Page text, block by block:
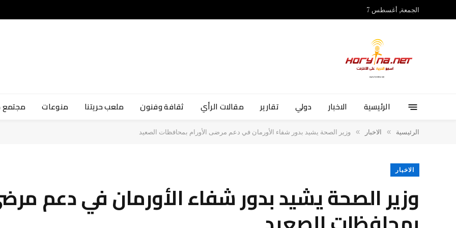
الجمعة, أغسطس 7
الرئيسية الاخبار دولي تقارير مقالات الرأي ثقافة وفنون ملعب حريتنا منوعات
الرئيسية » الاخبار » وزير الصحة يشيد بدور شفاء الأورمان في دعم مرضى الأورام بمحافظات الصعيد
الاخبار
وزير الصحة يشيد بدور شفاء الأورمان في دعم